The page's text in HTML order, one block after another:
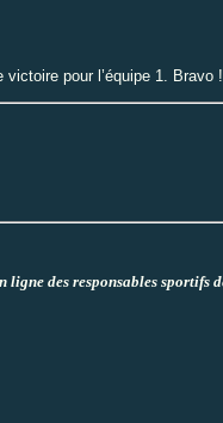
pour l’équipe 1. Bravo !
des responsables sportifs